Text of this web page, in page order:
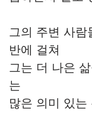
그의 주변 사람
반에 걸쳐
그는 더 나은
는
많은 의미 있는